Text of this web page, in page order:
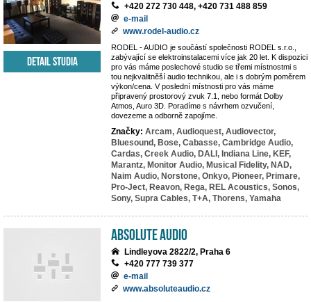
+420 272 730 448, +420 731 488 859
e-mail
www.rodel-audio.cz
RODEL - AUDIO je součástí společnosti RODEL s.r.o.,
zabývající se elektroinstalacemi více jak 20 let. K dispozici
pro vás máme poslechové studio se třemi místnostmi s
tou nejkvalitněší audio technikou, ale i s dobrým poměrem
výkon/cena. V poslední místnosti pro vás máme
připravený prostorový zvuk 7.1, nebo formát Dolby
Atmos, Auro 3D. Poradíme s návrhem ozvučení,
dovezeme a odborně zapojíme.
Značky: Arcam, Audioquest, Audiovector,
Bluesound, Bose, Cabasse, Cambridge Audio,
Cardas, Creek Audio, DALI, Indiana Line, KEF,
Marantz, Monitor Audio, Musical Fidelity, NAD,
Naim Audio, Norstone, Onkyo, Pioneer, Primare,
Pro-Ject, Reavon, Rega, REL Acoustics, Sonos,
Sony, Supra Cables, T+A, Thorens, Yamaha
Detail studia
Absolute Audio
Lindleyova 2822/2, Praha 6
+420 777 739 377
e-mail
www.absoluteaudio.cz